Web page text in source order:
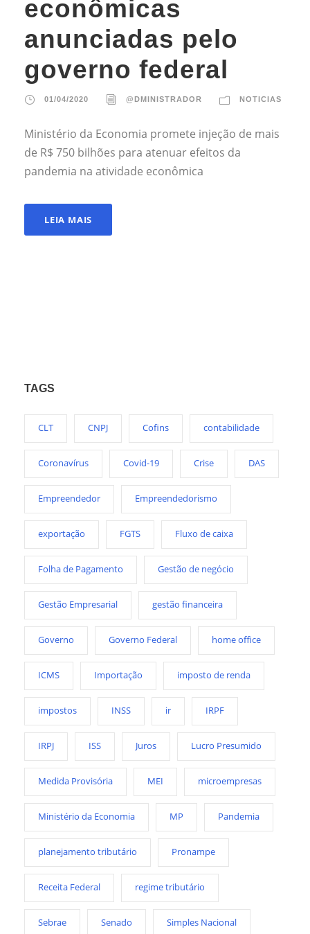
econômicas
anunciadas pelo
governo federal
01/04/2020 @DMINISTRADOR NOTICIAS
Ministério da Economia promete injeção de mais
de R$ 750 bilhões para atenuar efeitos da
pandemia na atividade econômica
LEIA MAIS
TAGS
CLT CNPJ Cofins contabilidade
Coronavírus Covid-19 Crise DAS
Empreendedor Empreendedorismo
exportação FGTS Fluxo de caixa
Folha de Pagamento Gestão de negócio
Gestão Empresarial gestão financeira
Governo Governo Federal home office
ICMS Importação imposto de renda
impostos INSS ir IRPF
IRPJ ISS Juros Lucro Presumido
Medida Provisória MEI microempresas
Ministério da Economia MP Pandemia
planejamento tributário Pronampe
Receita Federal regime tributário
Sebrae Senado Simples Nacional